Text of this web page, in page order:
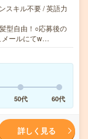
スキル不要 / 英語力
型自由！○応募後の
メールにてw…
50代 60代
詳しく見る